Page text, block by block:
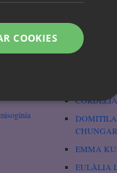
CHARO
CHEFA
CHRISTA
CORAL
EMMA
EULÀLIA
COOKIES